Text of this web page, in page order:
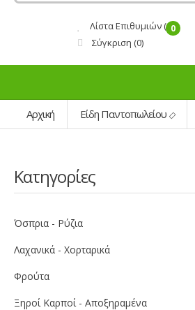
Λίστα Επιθυμιών (0)
Σύγκριση (0)
0
Αρχική Είδη Παντοπωλείου
Κατηγορίες
Όσπρια - Ρύζια
Λαχανικά - Χορταρικά
Φρούτα
Ξηροί Καρποί - Αποξηραμένα